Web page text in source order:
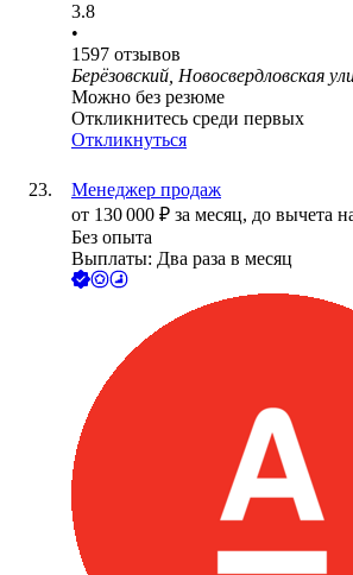
3.8
•
1597 отзывов
Берёзовский, Новосвердловская
Можно без резюме
Откликнитесь среди первых
Откликнуться
Менеджер продаж
от 130 000 ₽ за месяц, до вычета
Без опыта
Выплаты: Два раза в месяц